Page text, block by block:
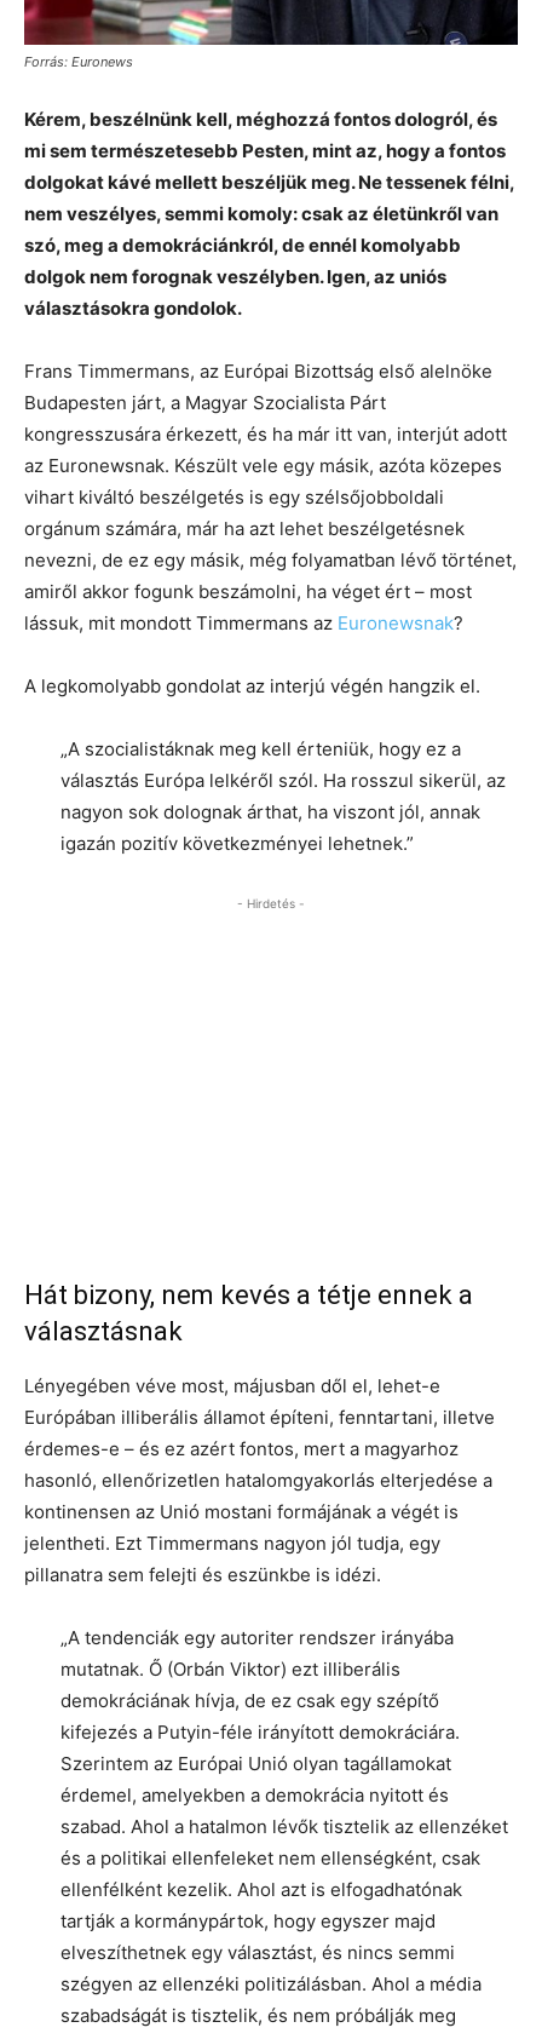
Forrás: Euronews
Kérem, beszélnünk kell, méghozzá fontos dologról, és
mi sem természetesebb Pesten, mint az, hogy a fontos
dolgokat kávé mellett beszéljük meg. Ne tessenek félni,
nem veszélyes, semmi komoly: csak az életünkről van
szó, meg a demokráciánkról, de ennél komolyabb
dolgok nem forognak veszélyben. Igen, az uniós
választásokra gondolok.
Frans Timmermans, az Európai Bizottság első alelnöke
Budapesten járt, a Magyar Szocialista Párt
kongresszusára érkezett, és ha már itt van, interjút adott
az Euronewsnak. Készült vele egy másik, azóta közepes
vihart kiváltó beszélgetés is egy szélsőjobboldali
orgánum számára, már ha azt lehet beszélgetésnek
nevezni, de ez egy másik, még folyamatban lévő történet,
amiről akkor fogunk beszámolni, ha véget ért – most
lássuk, mit mondott Timmermans az Euronewsnak?
A legkomolyabb gondolat az interjú végén hangzik el.
„A szocialistáknak meg kell érteniük, hogy ez a
választás Európa lelkéről szól. Ha rosszul sikerül, az
nagyon sok dolognak árthat, ha viszont jól, annak
igazán pozitív következményei lehetnek.”
- Hirdetés -
Hát bizony, nem kevés a tétje ennek a
választásnak
Lényegében véve most, májusban dől el, lehet-e
Európában illiberális államot építeni, fenntartani, illetve
érdemes-e – és ez azért fontos, mert a magyarhoz
hasonló, ellenőrizetlen hatalomgyakorlás elterjedése a
kontinensen az Unió mostani formájának a végét is
jelentheti. Ezt Timmermans nagyon jól tudja, egy
pillanatra sem felejti és eszünkbe is idézi.
„A tendenciák egy autoriter rendszer irányába
mutatnak. Ő (Orbán Viktor) ezt illiberális
demokráciának hívja, de ez csak egy szépítő
kifejezés a Putyin-féle irányított demokráciára.
Szerintem az Európai Unió olyan tagállamokat
érdemel, amelyekben a demokrácia nyitott és
szabad. Ahol a hatalmon lévők tisztelik az ellenzéket
és a politikai ellenfeleket nem ellenségként, csak
ellenfélként kezelik. Ahol azt is elfogadhatónak
tartják a kormánypártok, hogy egyszer majd
elveszíthetnek egy választást, és nincs semmi
szégyen az ellenzéki politizálásban. Ahol a média
szabadságát is tisztelik, és nem próbálják meg